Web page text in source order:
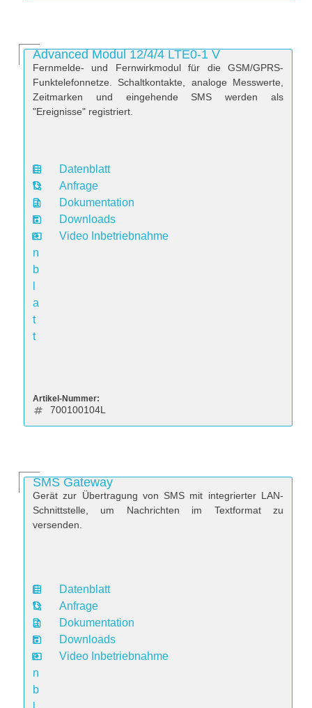
Advanced Modul 12/4/4 LTE0-1 V
Fernmelde- und Fernwirkmodul für die GSM/GPRS-
Funktelefonnetze. Schaltkontakte, analoge Messwerte,
Zeitmarken und eingehende SMS werden als
"Ereignisse" registriert.
D
a
t
e
n
b
a
t
t
Datenblatt
Anfrage
Dokumentation
Downloads
Video Inbetriebnahme
Artikel-Nummer:
700100104L
SMS Gateway
Gerät zur Übertragung von SMS mit integrierter LAN-
Schnittstelle, um Nachrichten im Textformat zu
versenden.
D
a
t
e
n
b
Datenblatt
Anfrage
Dokumentation
Downloads
Video Inbetriebnahme